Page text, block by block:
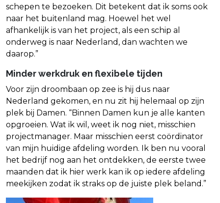
schepen te bezoeken. Dit betekent dat ik soms ook
naar het buitenland mag. Hoewel het wel
afhankelijk is van het project, als een schip al
onderweg is naar Nederland, dan wachten we
daarop.”
Minder werkdruk en flexibele tijden
Voor zijn droombaan op zee is hij dus naar
Nederland gekomen, en nu zit hij helemaal op zijn
plek bij Damen. “Binnen Damen kun je alle kanten
opgroeien. Wat ik wil, weet ik nog niet, misschien
projectmanager. Maar misschien eerst coördinator
van mijn huidige afdeling worden. Ik ben nu vooral
het bedrijf nog aan het ontdekken, de eerste twee
maanden dat ik hier werk kan ik op iedere afdeling
meekijken zodat ik straks op de juiste plek beland.”